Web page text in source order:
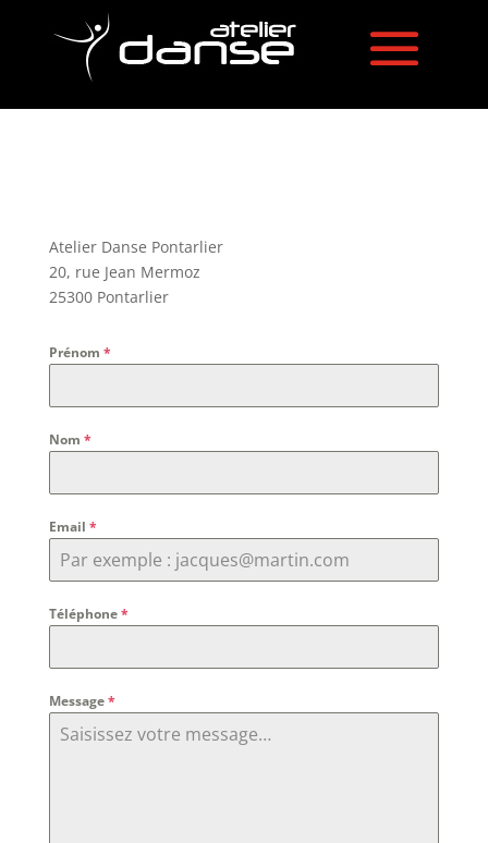
Atelier Danse Pontarlier
20, rue Jean Mermoz
25300 Pontarlier
Prénom *
Nom *
Email *
Téléphone*
Message*